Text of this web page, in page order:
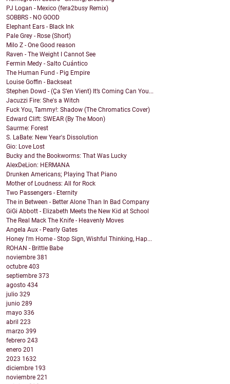
PJ Logan - Mexico (fera2busy Remix)
SOBBRS - NO GOOD
Elephant Ears - Black Ink
Pale Grey - Rose (Short)
Milo Z - One Good reason
Raven - The Weight I Cannot See
Fermin Medy - Salto Cuántico
The Human Fund - Pig Empire
Louise Goffin - Backseat
Stephen Dowd - (Ça S’en Vient) It’s Coming Can You...
Jacuzzi Fire: She's a Witch
Fuck You, Tammy!: Shadow (The Chromatics Cover)
Edward Clift: SWEAR (By The Moon)
Saurme: Forest
S. LaBate: New Year's Dissolution
Gio: Love Lost
Bucky and the Bookworms: That Was Lucky
AlexDeLion: HERMANA
Drunken Americans; Playing That Piano
Mother of Loudness: All for Rock
Two Passengers - Eternity
The in Between - Better Alone Than In Bad Company
GiGi Abbott - Elizabeth Meets the New Kid at School
The Real Mack The Knife - Heavenly Moves
Angela Aux - Pearly Gates
Honey I'm Home - Stop Sign, Wishful Thinking, Hap...
ROHAN - Brittle Babe
noviembre 381
octubre 403
septiembre 373
agosto 434
julio 329
junio 289
mayo 336
abril 223
marzo 399
febrero 243
enero 201
2023 1632
diciembre 193
noviembre 221